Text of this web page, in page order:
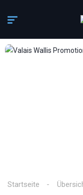
Startseite